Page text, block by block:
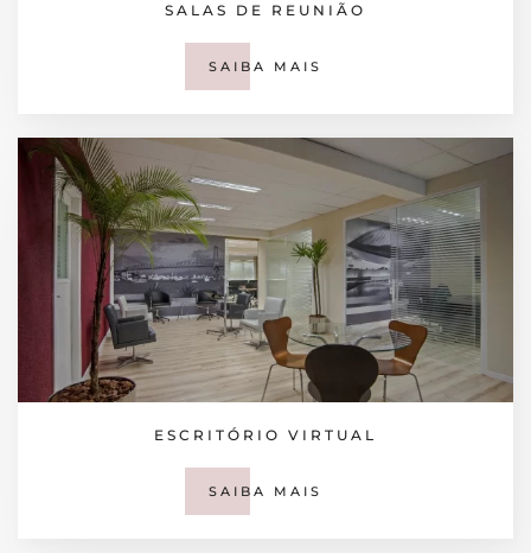
SALAS DE REUNIÃO
SAIBA MAIS
ESCRITÓRIO VIRTUAL
SAIBA MAIS